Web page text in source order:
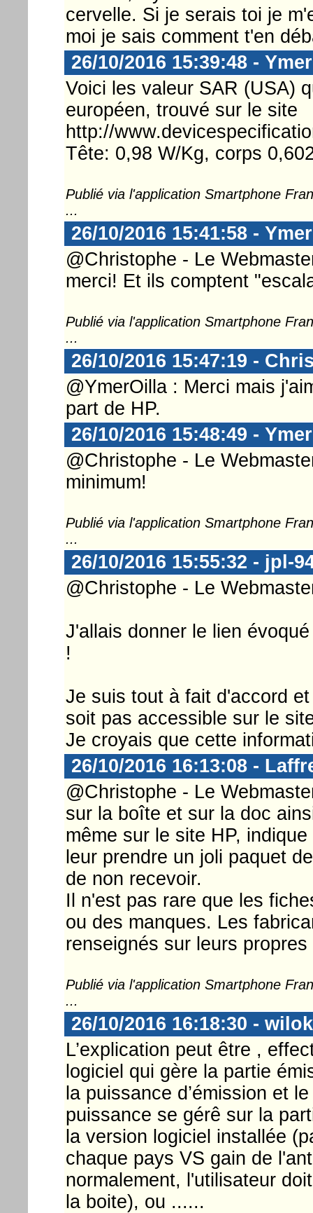
cervelle. Si je serais toi je
moi je sais comment t'en
26/10/2016 15:39:48 -
Voici les valeur SAR (USA)
européen, trouvé sur le site
http://
Tête: 0,98 W/Kg, corps
Publié via l'application Smartphone
...
26/10/2016 15:41:58 -
@Christophe - Le
merci! Et ils comptent
Publié via l'application Smartphone
...
26/10/2016 15:47:19 -
@YmerOilla : Merci mais
part de HP.
26/10/2016 15:48:49 -
@Christophe - Le
minimum!
Publié via l'application Smartphone
...
26/10/2016 15:55:32 - jpl-
@Christophe - Le
J'allais donner le lien
!
Je suis tout à fait d'accord
soit pas accessible sur le
Je croyais que cette
26/10/2016 16:13:08 -
@Christophe - Le
sur la boîte et sur la doc
même sur le site HP,
leur prendre un joli paquet
de non recevoir.
Il n'est pas rare que les
ou des manques. Les
renseignés sur leurs
Publié via l'application Smartphone
...
26/10/2016 16:18:30 - wilok
L’explication peut être ,
logiciel qui gère la partie
la puissance d’émission et
puissance se gérê sur la
la version logiciel installée
chaque pays VS gain de
normalement, l'utilisateur
la boite), ou ......